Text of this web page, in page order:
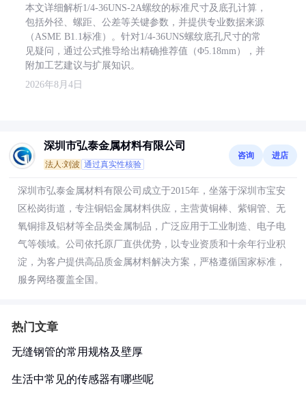
本文详细解析1/4-36UNS-2A螺纹的标准尺寸及底孔计算，
包括外径、螺距、公差等关键参数，并提供专业数据来源
（ASME B1.1标准）。针对1/4-36UNS螺纹底孔尺寸的常
见疑问，通过公式推导给出精确推荐值（Φ5.18mm），并
附加工艺建议与扩展知识。
2026年8月4日
深圳市弘泰金属材料有限公司
法人:刘波 通过真实性核验
咨询 进店
深圳市弘泰金属材料有限公司成立于2015年，坐落于深圳市宝安
区松岗街道，专注铜铝金属材料供应，主营黄铜棒、紫铜管、无
氧铜排及铝材等全品类金属制品，广泛应用于工业制造、电子电
气等领域。公司依托原厂直供优势，以专业资质和十余年行业积
淀，为客户提供高品质金属材料解决方案，严格遵循国家标准，
服务网络覆盖全国。
热门文章
无缝钢管的常用规格及壁厚
生活中常见的传感器有哪些呢